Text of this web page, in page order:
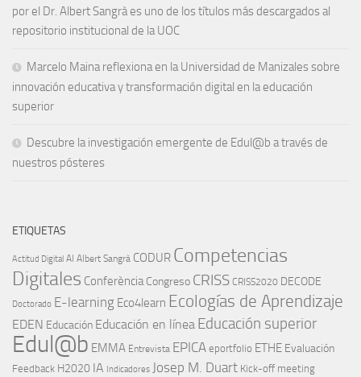
por el Dr. Albert Sangrà es uno de los títulos más descargados al
repositorio institucional de la UOC
Marcelo Maina reflexiona en la Universidad de Manizales sobre
innovación educativa y transformación digital en la educación
superior
Descubre la investigación emergente de Edul@b a través de
nuestros pósteres
ETIQUETAS
Actitud Digital AI Albert Sangrà CODUR Competencias
Digitales Conferència Congreso CRISS CRISS2020 DECODE
Doctorado E-learning Eco4learn Ecologías de Aprendizaje
EDEN Educación Educación en línea Educación superior
Edul@b EMMA Entrevista EPICA eportfolio ETHE Evaluación
Feedback H2020 IA Indicadores Josep M. Duart Kick-off meeting